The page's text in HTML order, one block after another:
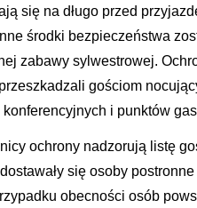
się na długo przed
środki bezpieczeństwa
zabawy sylwestrowej.
gościom
i punktów
ochrony nadzorują listę
się osoby
obecności osób